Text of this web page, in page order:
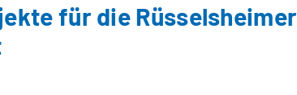
für die Rüsselsheimer